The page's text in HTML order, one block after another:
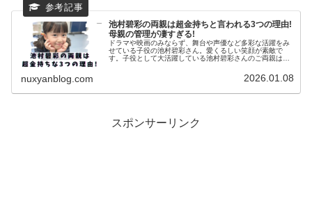
池村碧彩の両親は超金持ちと言われる3つの理由!
母親の管理が凄すぎる!
ドラマや映画のみならず、舞台や声優など多彩な活躍をみ
せている子役の池村碧彩さん。愛くるしい笑顔が素敵で
す。子役として大活躍している池村碧彩さんのご両親はど
nuxyanblog.com 2026.01.08
スポンサーリンク